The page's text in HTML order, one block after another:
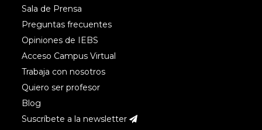
Sala de Prensa
Preguntas frecuentes
Opiniones de IEBS
Acceso Campus Virtual
Trabaja con nosotros
Quiero ser profesor
Blog
Suscríbete a la newsletter